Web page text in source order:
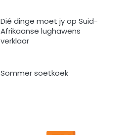
Dié dinge moet jy op Suid-
Afrikaanse lughawens
verklaar
Sommer soetkoek